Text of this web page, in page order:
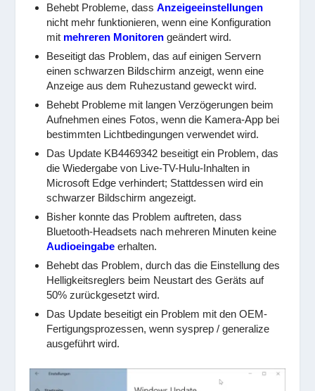
Behebt Probleme, dassAnzeigeeinstellungen
nicht mehr funktionieren, wenn eine Konfiguration
mit mehreren Monitoren geändert wird.
Beseitigt das Problem, das auf einigen Servern
einen schwarzen Bildschirm anzeigt, wenn eine
Anzeige aus dem Ruhezustand geweckt wird.
Behebt Probleme mit langen Verzögerungen beim
Aufnehmen eines Fotos, wenn die Kamera-App bei
bestimmten Lichtbedingungen verwendet wird.
Das Update KB4469342 beseitigt ein Problem, das
die Wiedergabe von Live-TV-Hulu-Inhalten in
Microsoft Edge verhindert; Stattdessen wird ein
schwarzer Bildschirm angezeigt.
Bisher konnte das Problem auftreten, dass
Bluetooth-Headsets nach mehreren Minuten keine
Audioeingabe erhalten.
Behebt das Problem, durch das die Einstellung des
Helligkeitsreglers beim Neustart des Geräts auf
50% zurückgesetzt wird.
Das Update beseitigt ein Problem mit den OEM-
Fertigungsprozessen, wenn sysprep / generalize
ausgeführt wird.